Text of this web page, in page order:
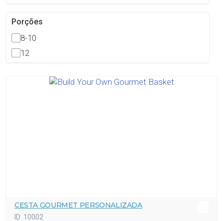
Porções
8-10
12
CESTA GOURMET PERSONALIZADA
ID: 10002